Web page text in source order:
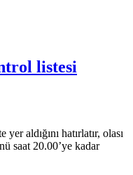
listesi
aldığını hatırlatır, olası
saat 20.00’ye kadar